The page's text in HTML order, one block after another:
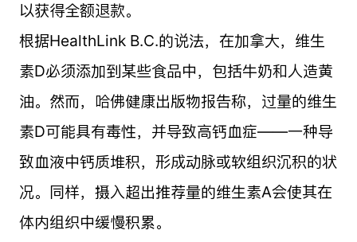
以获得全额退款。
根据HealthLink B.C.的说法，在加拿大，维生
素D必须添加到某些食品中，包括牛奶和人造黄
油。然而，哈佛健康出版物报告称，过量的维生
素D可能具有毒性，并导致高钙血症——一种导
致血液中钙质堆积，形成动脉或软组织沉积的状
况。同样，摄入超出推荐量的维生素A会使其在
体内组织中缓慢积累。